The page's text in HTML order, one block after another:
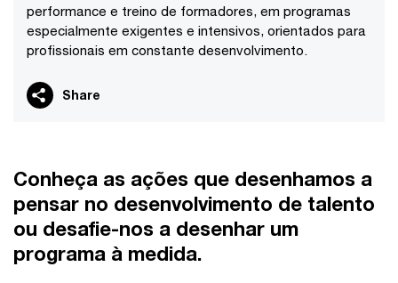
performance e treino de formadores, em programas
especialmente exigentes e intensivos, orientados para
profissionais em constante desenvolvimento.
Share
Conheça as ações que desenhamos a
pensar no desenvolvimento de talento
ou desafie-nos a desenhar um
programa à medida.